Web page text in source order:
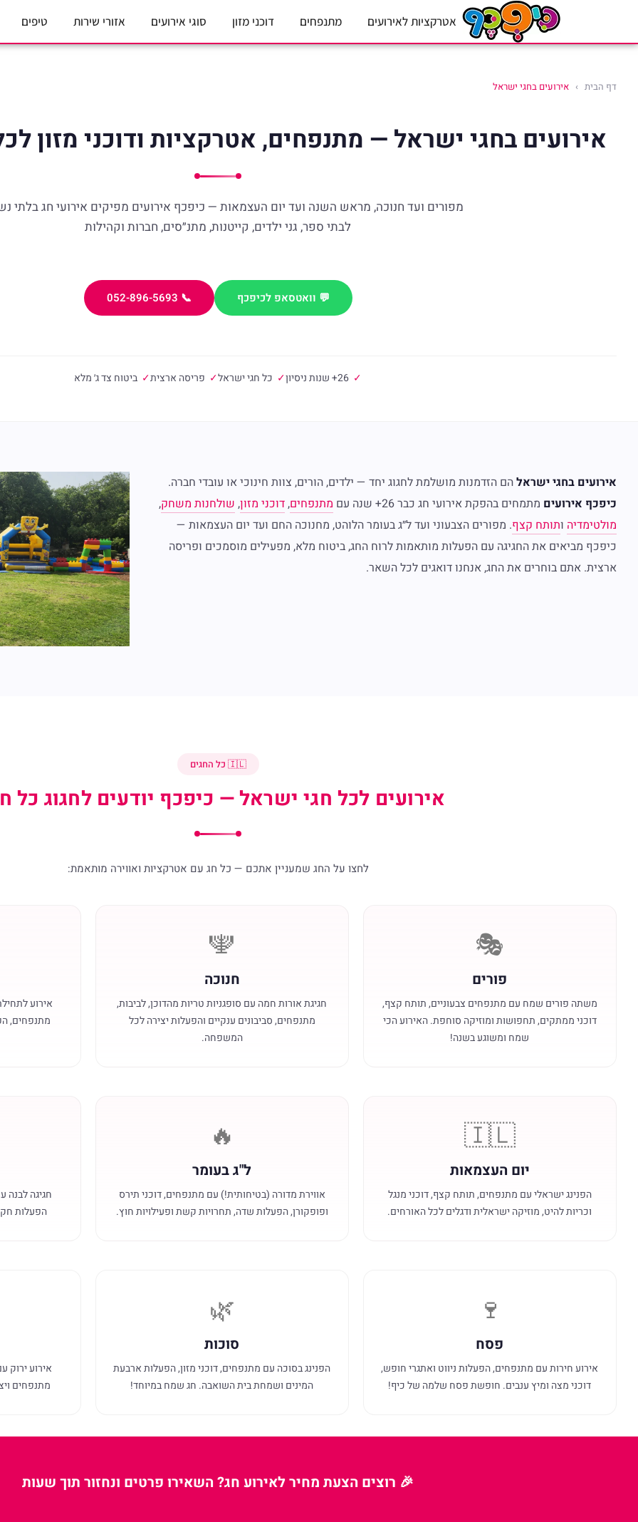
אטרקציות לאירועים מתנפחים דוכני מזון סוגי אירועים אזורי שירות טיפים
דף הבית › אירועים בחגי ישראל
אירועים בחגי ישראל — מתנפחים, אטרקציות ודוכני מזון
מפורים ועד חנוכה, מראש השנה ועד יום העצמאות — כיפכף אירועים מפיקים אירועי חג בלתי
לבתי ספר, גני ילדים, קייטנות, מתנ״סים, חברות וקהילות
💬 וואטסאפ לכיפכף 📞 052-896-5693
✓ 26+ שנות ניסיון ✓ כל חגי ישראל✓ פריסה ארצית✓ ביטוח צד ג׳ מלא
אירועים בחגי ישראלהם הזדמנות מושלמת לחגוג יחד — ילדים, הורים, צוות חינוכי או עובדי חברה.
כיפכף אירועים מתמחים בהפקת אירועי חג כבר 26+ שנה עם מתנפחים,דוכני מזון, שולחנות משחק,
מולטימדיה ותותח קצף. מפורים הצבעוני ועד ל״ג בעומר הלוהט, מחנוכה החם ועד יום העצמאות —
כיפכף מביאים את החגיגה עם הפעלות מותאמות לרוח החג, ביטוח מלא, מפעילים מוסמכים ופריסה
ארצית. אתם בוחרים את החג, אנחנו דואגים לכל השאר.
🇮🇱 כל החגים
אירועים לכל חגי ישראל — כיפכף יודעים לחגוג כל
לחצו על החג שמעניין אתכם — כל חג עם אטרקציות ואווירה מותאמת:
🎭
פורים
משתה פורים שמח עם מתנפחים צבעוניים, תותח קצף,
דוכני ממתקים, תחפושות ומוזיקה סוחפת. האירוע הכי
שמח ומשוגע בשנה!
🕎
חנוכה
חגיגת אורות חמה עם סופגניות טריות מהדוכן, לביבות,
מתנפחים, סביבונים ענקיים והפעלות יצירה לכל
המשפחה.
אירוע
מתנפחים,
🇮🇱
יום העצמאות
הפנינג ישראלי עם מתנפחים, תותח קצף, דוכני מנגל
וכריות להיט, מוזיקה ישראלית ודגלים לכל האורחים.
🔥
ל"ג בעומר
אווירת מדורה (בטיחותית!) עם מתנפחים, דוכני תירס
ופופקורן, הפעלות שדה, תחרויות קשת ופעילויות חוץ.
חגיגה לבנה
הפעלות
🍷
פסח
אירוע חירות עם מתנפחים, הפעלות ניווט ואתגרי חופש,
דוכני מצה ומיץ ענבים. חופשת פסח שלמה של כיף!
🌿
סוכות
הפנינג בסוכה עם מתנפחים, דוכני מזון, הפעלות ארבעת
המינים ושמחת בית השואבה. חג שמח במיוחד!
אירוע ירוק
מתנפחים
🎉 רוצים הצעת מחיר לאירוע חג? השאירו פרטים ונחזור תוך שעות